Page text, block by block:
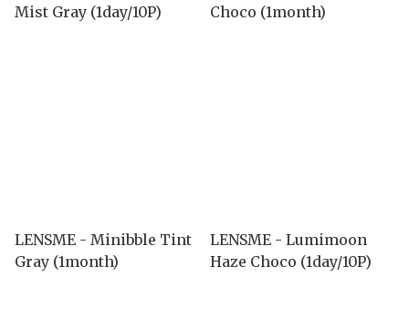
Mist Gray (1day/10P)
Choco (1month)
LENSME - Minibble Tint
Gray (1month)
LENSME - Lumimoon
Haze Choco (1day/10P)